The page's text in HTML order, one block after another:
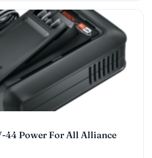
44 Power For All Alliance